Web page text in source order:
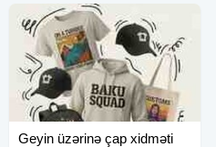
Geyin üzərinə çap xidməti